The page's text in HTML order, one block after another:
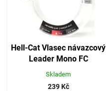
Hell-Cat Vlasec návazcový
Leader Mono FC
50m|1.20mm, 71kg
Skladem
239 Kč